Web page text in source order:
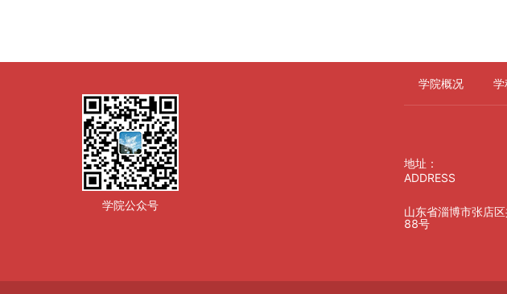
学院公众号
学院概况 学
地址：
ADDRESS
山东省淄博市张店
88号